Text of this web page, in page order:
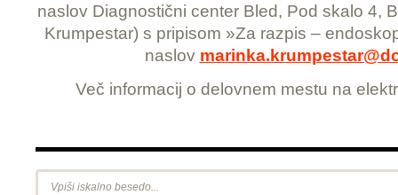
naslov Diagnostični center Bled, Pod skalo 4,
Krumpestar) s pripisom »Za razpis –
naslov
Več informacij o delovnem mestu na